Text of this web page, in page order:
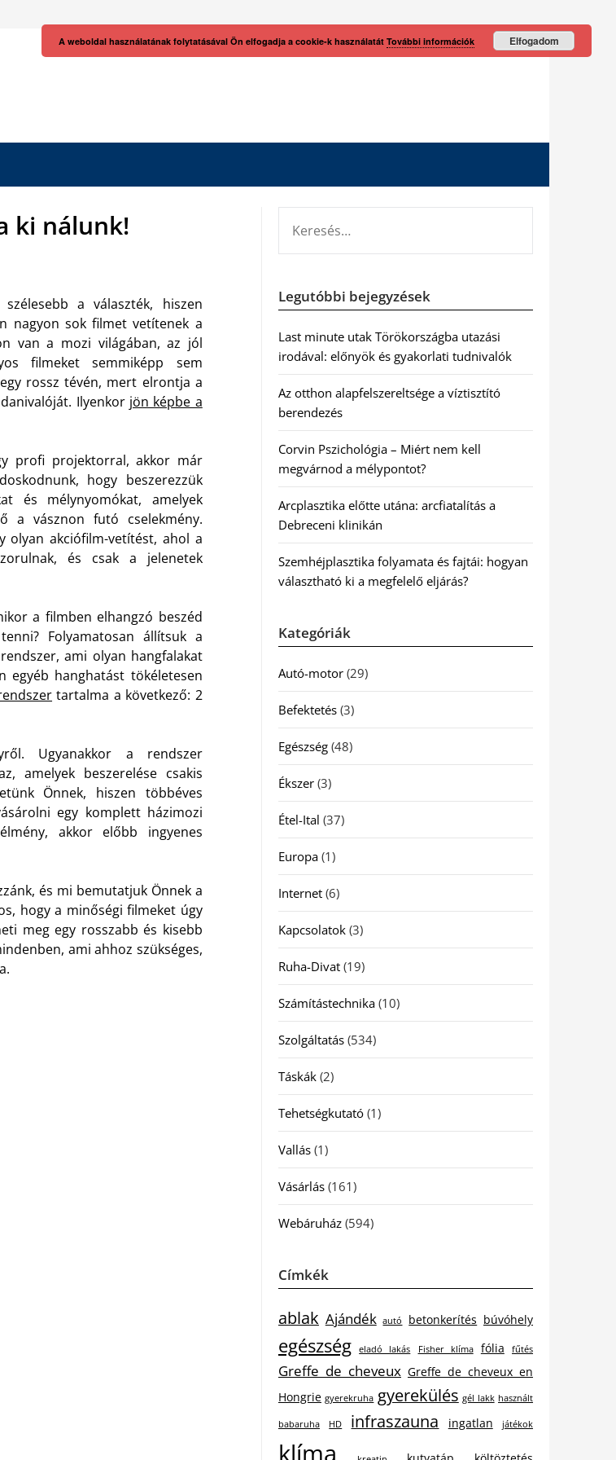
ki nálunk!
a választék, hiszen
nagyon sok filmet vetítenek a
van a mozi világában, az jól
filmeket semmiképp sem
rossz tévén, mert elrontja a
Ilyenkor jön képbe a
profi projektorral, akkor már
hogy beszerezzük
és mélynyomókat, amelyek
a vásznon futó cselekmény.
olyan akciófilm-vetítést, ahol a
és csak a jelenetek
a filmben elhangzó beszéd
Folyamatosan állítsuk a
ami olyan hangfalakat
egyéb hanghatást tökéletesen
tartalma a következő: 2
Ugyanakkor a rendszer
amelyek beszerelése csakis
Önnek, hiszen többéves
egy komplett házimozi
akkor előbb ingyenes
és mi bemutatjuk Önnek a
hogy a minőségi filmeket úgy
meg egy rosszabb és kisebb
ami ahhoz szükséges,
Legutóbbi bejegyzések
Last minute utak Törökországba utazási
irodával: előnyök és gyakorlati tudnivalók
Az otthon alapfelszereltsége a víztisztító
berendezés
Corvin Pszichológia – Miért nem kell
megvárnod a mélypontot?
Arcplasztika előtte utána: arcfiatalítás a
Debreceni klinikán
Szemhéjplasztika folyamata és fajtái: hogyan
választható ki a megfelelő eljárás?
Kategóriák
Autó-motor(29)
Befektetés(3)
Egészség(48)
Ékszer(3)
Étel-Ital (37)
Europa(1)
Internet(6)
Kapcsolatok(3)
Ruha-Divat(19)
Számítástechnika(10)
Szolgáltatás(534)
Táskák(2)
Tehetségkutató(1)
Vallás(1)
Vásárlás(161)
Webáruház(594)
Címkék
ablak Ajándék autó betonkerítés búvóhely
egészség eladó lakás Fisher klíma fólia fűtés
Greffe de cheveux Greffe de cheveux en
Hongrie gyerekruha gyerekülés gél lakk használt
babaruha HD infraszauna ingatlan játékok
klíma
A weboldal használatának folytatásával Ön elfogadja a cookie-k használatát További információk Elfogadom